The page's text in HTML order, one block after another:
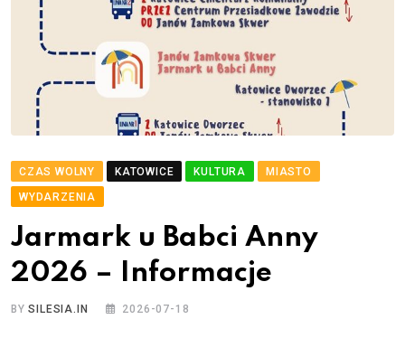
CZAS WOLNY KATOWICE KULTURA
MIASTO
WYDARZENIA
Jarmark u Babci Anny
2026 – Informacje
BYSILESIA.IN 2026-07-18